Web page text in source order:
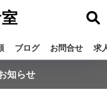
ブログ お問合せ 求
知らせ